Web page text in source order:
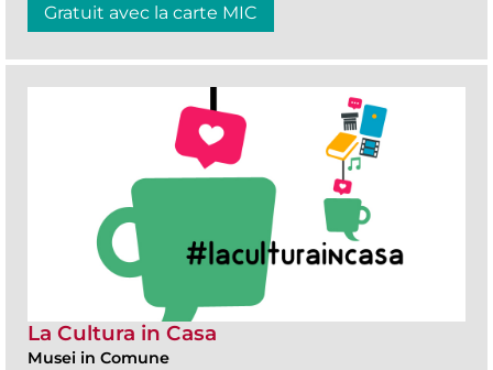
Gratuit avec la carte MIC
La Cultura in Casa
Musei in Comune